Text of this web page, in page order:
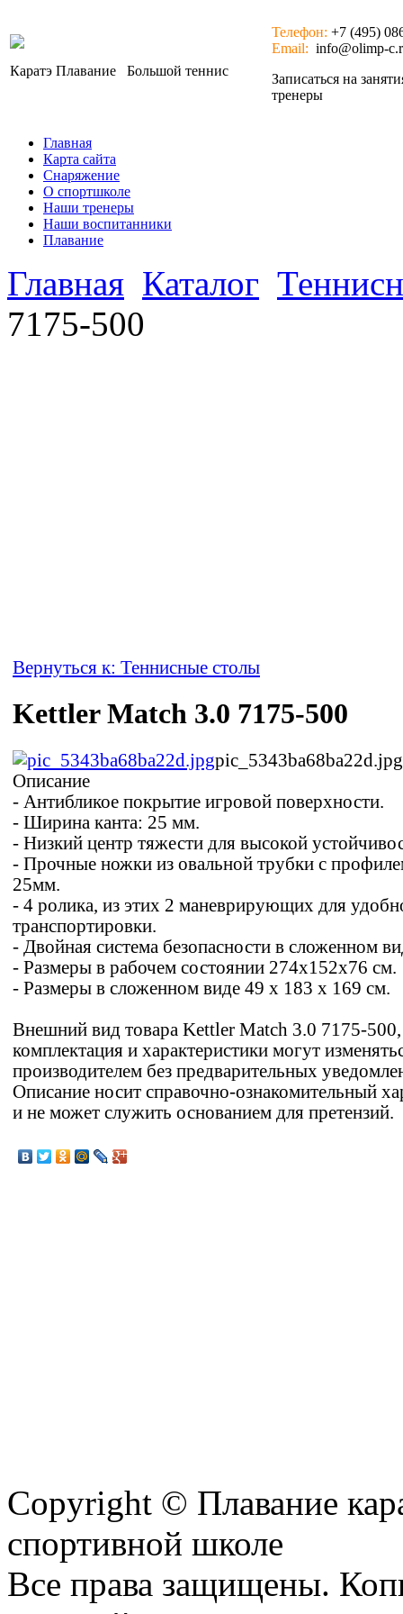
Каратэ Плавание Большой теннис
Телефон: +7 (495)
Email: info@olimp-
Записаться на
тренеры
Главная
Карта сайта
Снаряжение
О спортшколе
Наши тренеры
Наши воспитанники
Плавание
Главная Каталог
7175-500
Вернуться к: Теннисные столы
Kettler Match 3.0 7175-500
pic_5343ba68ba22d.jpg
Описание
- Антибликое покрытие игровой поверхности.
- Ширина канта: 25 мм.
- Низкий центр тяжести для высокой
- Прочные ножки из овальной трубки с
25мм.
- 4 ролика, из этих 2 маневрирующих для
транспортировки.
- Двойная система безопасности в сложенном
- Размеры в рабочем состоянии 274х152х76 см.
- Размеры в сложенном виде 49 x 183 x 169 см.
Внешний вид товара Kettler Match 3.0 7175-500,
комплектация и характеристики могут
производителем без предварительных
Описание носит справочно-ознакомительный
и не может служить основанием для претензий.
Copyright © Плавание
спортивной школе
Все права защищены.